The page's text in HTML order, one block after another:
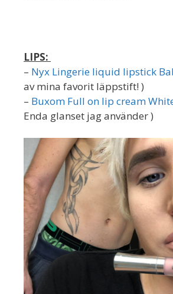
LIPS:
– Nyx Lingerie liquid lipstick
av mina favorit läppstift! )
– Buxom Full on lip cream
Enda glanset jag använder )